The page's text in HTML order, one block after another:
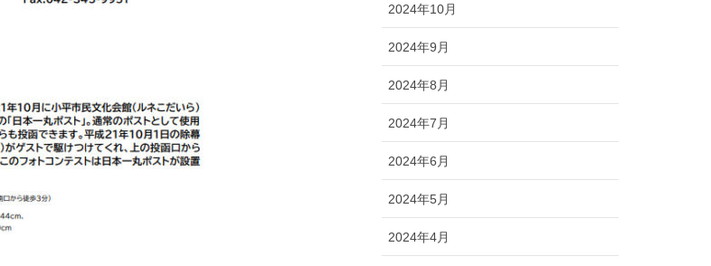
2024年10月
2024年9月
2024年8月
2024年7月
2024年6月
2024年5月
2024年4月